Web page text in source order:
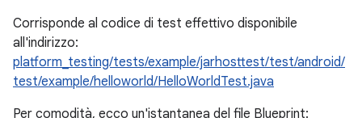
Corrisponde al codice di test effettivo disponibile
all'indirizzo:
platform_testing/tests/example/jarhosttest/test/android/
test/example/helloworld/HelloWorldTest.java
Per comodità, ecco un'istantanea del file Blueprint: